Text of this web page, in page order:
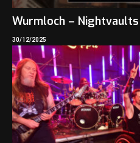
Wurmloch –
30/12/2025